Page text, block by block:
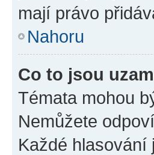
mají právo
Nahoru
Co to jsou
Témata mohou
Nemůžete
Každé hlasování